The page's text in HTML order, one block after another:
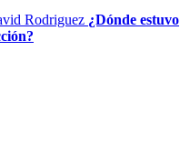
¿Dónde estuvo